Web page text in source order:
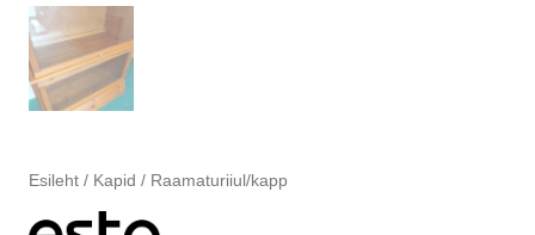
Esileht/ Kapid / Raamaturiiul/kapp